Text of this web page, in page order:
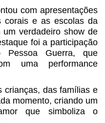
com apresentações
corais e as escolas da
verdadeiro show de
foi a participação
Pessoa Guerra, que
uma performance
crianças, das famílias e
momento, criando um
que simboliza o